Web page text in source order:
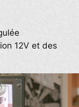
12V et des